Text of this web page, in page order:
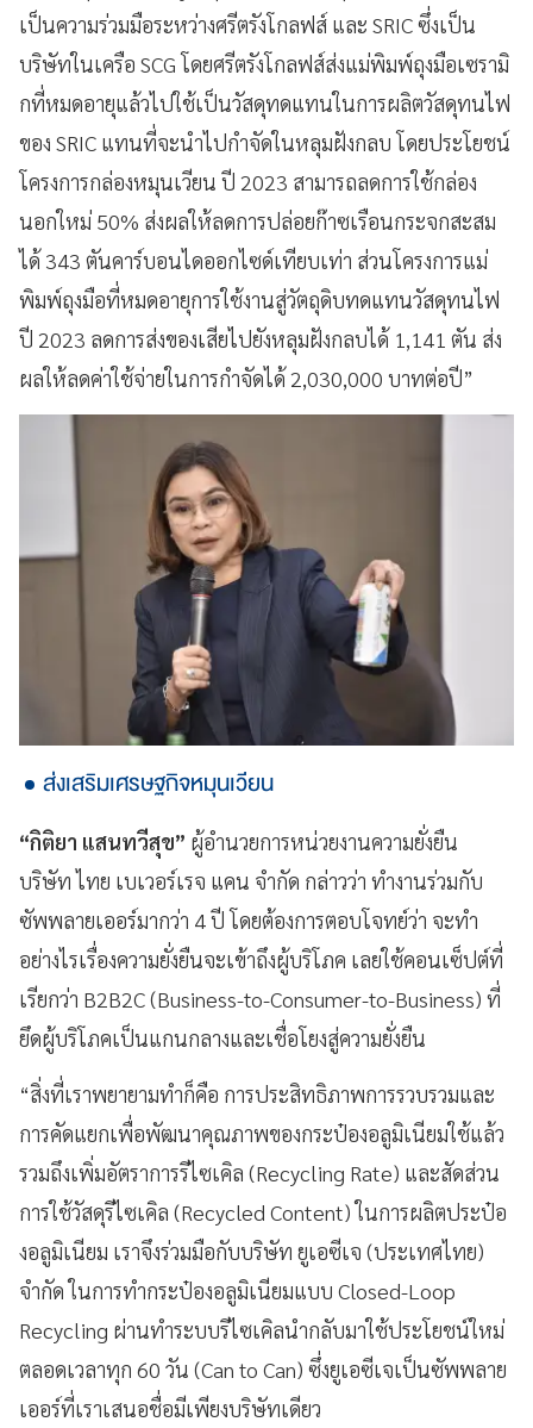
เป็นความร่วมมือระหว่างศรีตรังโกลฟส์ และ SRIC ซึ่งเป็น
บริษัทในเครือ SCG โดยศรีตรังโกลฟส์ส่งแม่พิมพ์ถุงมือเซรามิ
กที่หมดอายุแล้วไปใช้เป็นวัสดุทดแทนในการผลิตวัสดุทนไฟ
ของ SRIC แทนที่จะนำไปกำจัดในหลุมฝังกลบ โดยประโยชน์
โครงการกล่องหมุนเวียน ปี 2023 สามารถลดการใช้กล่อง
นอกใหม่ 50% ส่งผลให้ลดการปล่อยก๊าซเรือนกระจกสะสม
ได้ 343 ตันคาร์บอนไดออกไซด์เทียบเท่า ส่วนโครงการแม่
พิมพ์ถุงมือที่หมดอายุการใช้งานสู่วัตถุดิบทดแทนวัสดุทนไฟ
ปี 2023 ลดการส่งของเสียไปยังหลุมฝังกลบได้ 1,141 ตัน ส่ง
ผลให้ลดค่าใช้จ่ายในการกำจัดได้ 2,030,000 บาทต่อปี”
ส่งเสริมเศรษฐกิจหมุนเวียน
“กิติยา แสนทวีสุข” ผู้อำนวยการหน่วยงานความยั่งยืน
บริษัท ไทย เบเวอร์เรจ แคน จํากัด กล่าวว่า ทำงานร่วมกับ
ซัพพลายเออร์มากว่า 4 ปี โดยต้องการตอบโจทย์ว่า จะทำ
อย่างไรเรื่องความยั่งยืนจะเข้าถึงผู้บริโภค เลยใช้คอนเซ็ปต์ที่
เรียกว่า B2B2C (Business-to-Consumer-to-Business) ที่
ยึดผู้บริโภคเป็นแกนกลางและเชื่อโยงสู่ความยั่งยืน
“สิ่งที่เราพยายามทำก็คือ การประสิทธิภาพการรวบรวมและ
การคัดแยกเพื่อพัฒนาคุณภาพของกระป๋องอลูมิเนียมใช้แล้ว
รวมถึงเพิ่มอัตราการรีไซเคิล (Recycling Rate) และสัดส่วน
การใช้วัสดุรีไซเคิล (Recycled Content) ในการผลิตประป๋อ
งอลูมิเนียม เราจึงร่วมมือกับบริษัท ยูเอซีเจ (ประเทศไทย)
จำกัด ในการทำกระป๋องอลูมิเนียมแบบ Closed-Loop
Recycling ผ่านทำระบบรีไซเคิลนำกลับมาใช้ประโยชน์ใหม่
ตลอดเวลาทุก 60 วัน (Can to Can) ซึ่งยูเอซีเจเป็นซัพพลาย
เออร์ที่เราเสนอชื่อมีเพียงบริษัทเดียว